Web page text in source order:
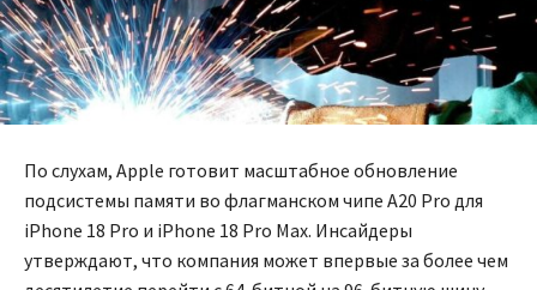
По слухам, Apple готовит масштабное обновление
подсистемы памяти во флагманском чипе A20 Pro для
iPhone 18 Pro и iPhone 18 Pro Max. Инсайдеры
утверждают, что компания может впервые за более чем